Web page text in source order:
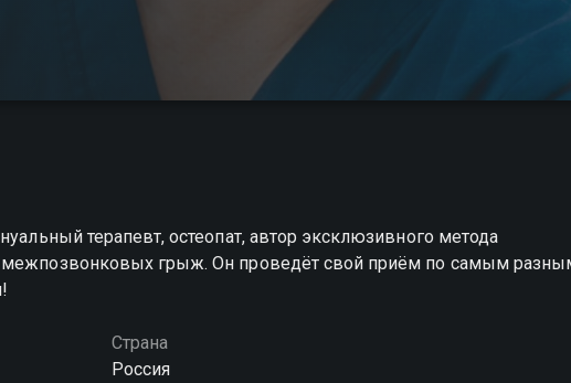
терапевт, остеопат, автор эксклюзивного метода
межпозвонковых грыж. Он проведёт свой приём по самым
Страна
Россия